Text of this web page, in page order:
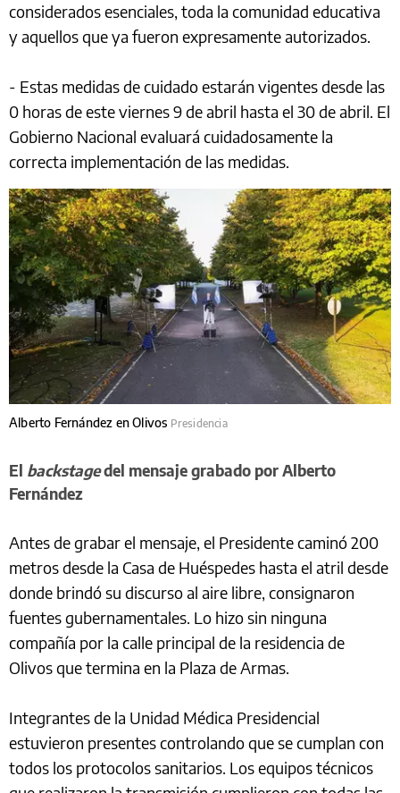
considerados esenciales, toda la comunidad educativa
y aquellos que ya fueron expresamente autorizados.
- Estas medidas de cuidado estarán vigentes desde las
0 horas de este viernes 9 de abril hasta el 30 de abril. El
Gobierno Nacional evaluará cuidadosamente la
correcta implementación de las medidas.
Alberto Fernández en Olivos Presidencia
El backstagedel mensaje grabado por Alberto
Fernández
Antes de grabar el mensaje, el Presidente caminó 200
metros desde la Casa de Huéspedes hasta el atril desde
donde brindó su discurso al aire libre, consignaron
fuentes gubernamentales. Lo hizo sin ninguna
compañía por la calle principal de la residencia de
Olivos que termina en la Plaza de Armas.
Integrantes de la Unidad Médica Presidencial
estuvieron presentes controlando que se cumplan con
todos los protocolos sanitarios. Los equipos técnicos